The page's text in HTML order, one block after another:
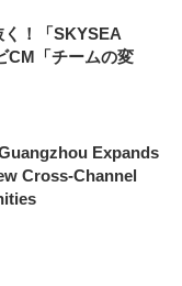
！「SKYSEA
CM「チームの変
Expands
Cross-Channel